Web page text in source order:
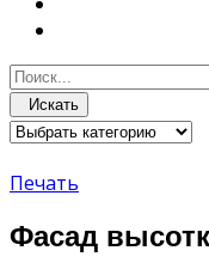
Искать
Печать
Фасад